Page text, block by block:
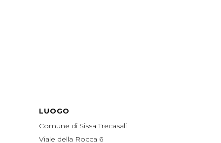
LUOGO
Comune di Sissa Trecasali
Viale della Rocca 6